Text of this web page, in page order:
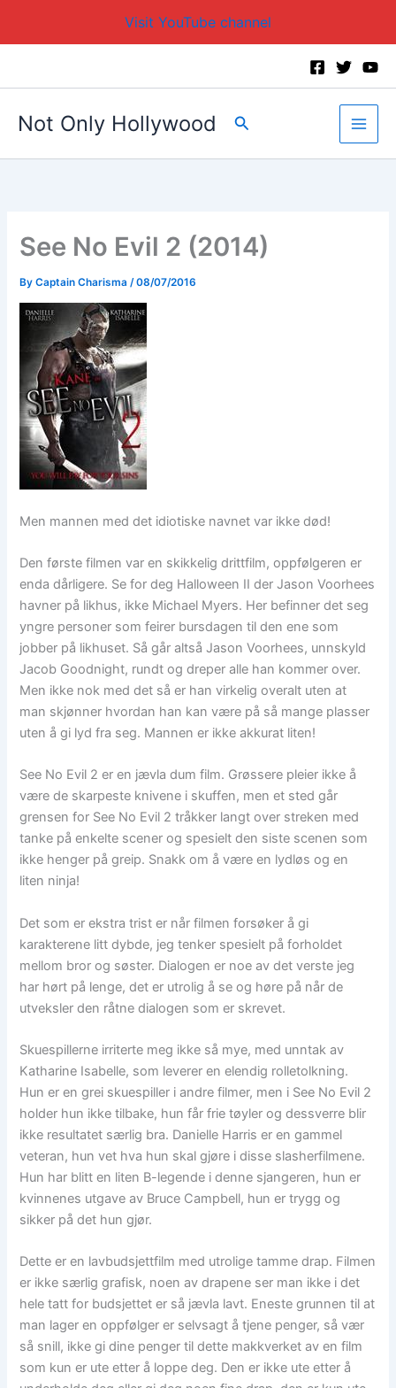
Visit YouTube channel
Not Only Hollywood Search
See No Evil 2 (2014)
ByCaptain Charisma /08/07/2016
Men mannen med det idiotiske navnet var ikke død!
Den første filmen var en skikkelig drittfilm, oppfølgeren er
enda dårligere. Se for deg Halloween II der Jason Voorhees
havner på likhus, ikke Michael Myers. Her befinner det seg
yngre personer som feirer bursdagen til den ene som
jobber på likhuset. Så går altså Jason Voorhees, unnskyld
Jacob Goodnight, rundt og dreper alle han kommer over.
Men ikke nok med det så er han virkelig overalt uten at
man skjønner hvordan han kan være på så mange plasser
uten å gi lyd fra seg. Mannen er ikke akkurat liten!
See No Evil 2 er en jævla dum film. Grøssere pleier ikke å
være de skarpeste knivene i skuffen, men et sted går
grensen for See No Evil 2 tråkker langt over streken med
tanke på enkelte scener og spesielt den siste scenen som
ikke henger på greip. Snakk om å være en lydløs og en
liten ninja!
Det som er ekstra trist er når filmen forsøker å gi
karakterene litt dybde, jeg tenker spesielt på forholdet
mellom bror og søster. Dialogen er noe av det verste jeg
har hørt på lenge, det er utrolig å se og høre på når de
utveksler den råtne dialogen som er skrevet.
Skuespillerne irriterte meg ikke så mye, med unntak av
Katharine Isabelle, som leverer en elendig rolletolkning.
Hun er en grei skuespiller i andre filmer, men i See No Evil 2
holder hun ikke tilbake, hun får frie tøyler og dessverre blir
ikke resultatet særlig bra. Danielle Harris er en gammel
veteran, hun vet hva hun skal gjøre i disse slasherfilmene.
Hun har blitt en liten B-legende i denne sjangeren, hun er
kvinnenes utgave av Bruce Campbell, hun er trygg og
sikker på det hun gjør.
Dette er en lavbudsjettfilm med utrolige tamme drap. Filmen
er ikke særlig grafisk, noen av drapene ser man ikke i det
hele tatt for budsjettet er så jævla lavt. Eneste grunnen til at
man lager en oppfølger er selvsagt å tjene penger, så vær
så snill, ikke gi dine penger til dette makkverket av en film
som kun er ute etter å loppe deg. Den er ikke ute etter å